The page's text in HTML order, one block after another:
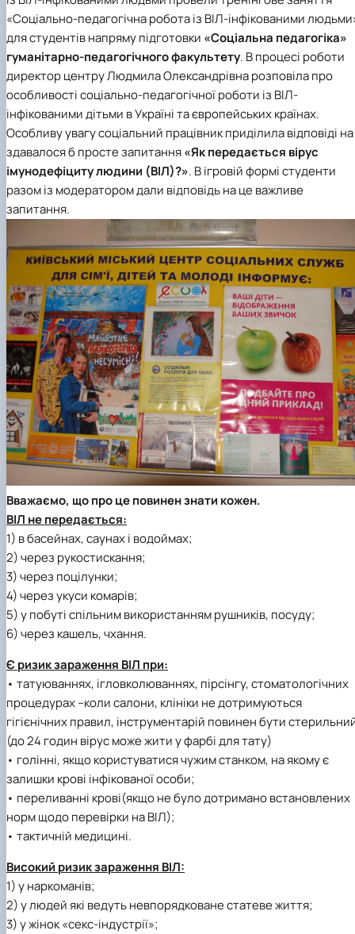
«Соціально-педагогічна робота із ВІЛ-інфікованими
для студентів напряму підготовки «Соціальна педагогіка»
гуманітарно-педагогічного факультету. В процесі роботи
директор центру Людмила Олександрівна розповіла про
особливості соціально-педагогічної роботи із ВІЛ-
інфікованими дітьми в Україні та європейських країнах.
Особливу увагу соціальний працівник приділила відповіді на
здавалося б просте запитання«Як передається вірус
імунодефіциту людини (ВІЛ)?». В ігровій формі студенти
разом із модератором дали відповідь на це важливе
запитання.
Вважаємо, що про це повинен знати кожен.
ВІЛ не передається:
1) в басейнах, саунах і водоймах;
2) через рукостискання;
3) через поцілунки;
4) через укуси комарів;
5) у побуті спільним використанням рушників, посуду;
6) через кашель, чхання.
Є ризик зараження ВІЛ при:
• татуюваннях, ігловколюваннях, пірсінгу, стоматологічних
процедурах –коли салони, клініки не дотримуються
гігієнічних правил, інструментарій повинен бути
(до 24 годин вірус може жити у фарбі для тату)
• голінні, якщо користуватися чужим станком, на якому є
залишки крові інфікованої особи;
• переливанні крові(якщо не було дотримано встановлених
норм щодо перевірки на ВІЛ);
• тактичній медицині.
Високий ризик зараження ВІЛ:
1) у наркоманів;
2) у людей які ведуть невпорядковане статеве життя;
3) у жінок «секс-індустрії»;